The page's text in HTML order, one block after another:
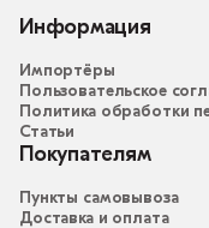
Информация
Импортёры
Пользовательское
Политика обработки
Статьи
Покупателям
Пункты самовывоза
Доставка и оплата